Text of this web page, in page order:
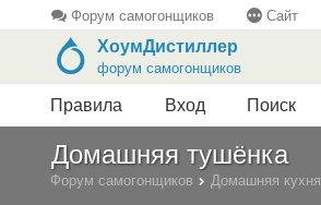
Форум самогонщиков Сайт
ХоумДистиллер
форум самогонщиков
Правила Вход Поиск
Домашняя тушёнка
Форум самогонщиков Домашняя кухня